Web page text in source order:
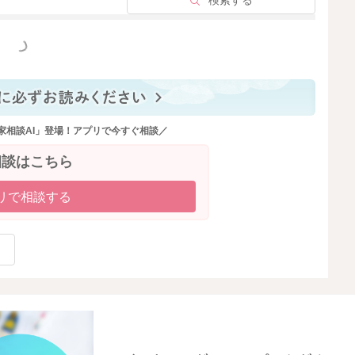
と見る
相談AI」登場！アプリで今すぐ相談／
はこちら
で相談する